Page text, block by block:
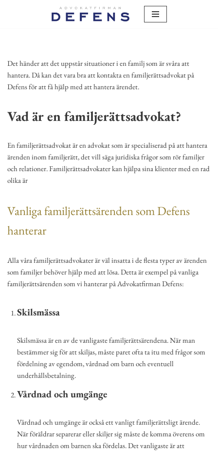
Det händer att det uppstår situationer i en familj som är svåra att
hantera. Då kan det vara bra att kontakta en familjerättsadvokat på
Defens för att få hjälp med att hantera ärendet.
Vad är en familjerättsadvokat?
En familjerättsadvokat är en advokat som är specialiserad på att hantera
ärenden inom familjerätt, det vill säga juridiska frågor som rör familjer
och relationer. Familjerättsadvokater kan hjälpa sina klienter med en rad
olika är
Vanliga familjerättsärenden som Defens
hanterar
Alla våra familjerättsadvokater är väl insatta i de flesta typer av ärenden
som familjer behöver hjälp med att lösa. Detta är exempel på vanliga
familjerättsärenden som vi hanterar på Advokatfirman Defens:
Skilsmässa
Skilsmässa är en av de vanligaste familjerättsärendena. När man
bestämmer sig för att skiljas, måste paret ofta ta itu med frågor som
fördelning av egendom, vårdnad om barn och eventuell
underhållsbetalning.
Vårdnad och umgänge
Vårdnad och umgänge är också ett vanligt familjerättsligt ärende.
När föräldrar separerar eller skiljer sig måste de komma överens om
hur vårdnaden om barnen ska fördelas. Det vanligaste är att